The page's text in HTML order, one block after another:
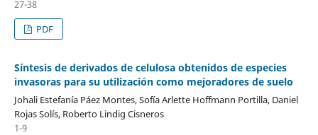
27-38
PDF
Síntesis de derivados de celulosa obtenidos de especies
invasoras para su utilización como mejoradores de suelo
Johali Estefanía Páez Montes, Sofía Arlette Hoffmann Portilla, Daniel
Rojas Solís, Roberto Lindig Cisneros
1-9